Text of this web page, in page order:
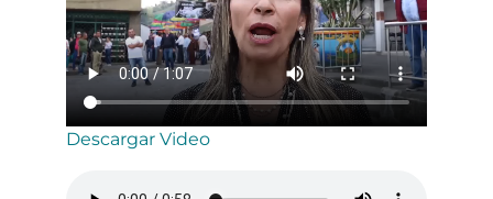
Descargar Video